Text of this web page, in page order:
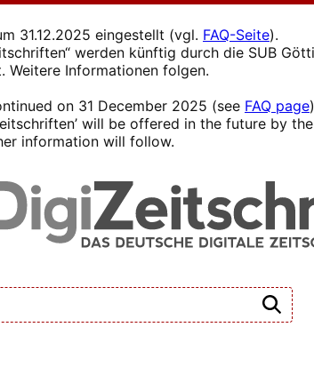
31.12.2025 eingestellt (vgl. FAQ-Seite).
werden künftig durch die SUB
Informationen folgen.
on 31 December 2025 (see FAQ page
will be offered in the future by
information will follow.